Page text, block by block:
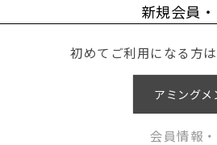
新規会員
初めてご利用になる方
アミングメ
会員情報